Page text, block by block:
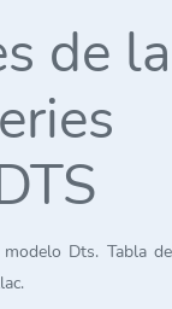
de la
Dts. Tabla de